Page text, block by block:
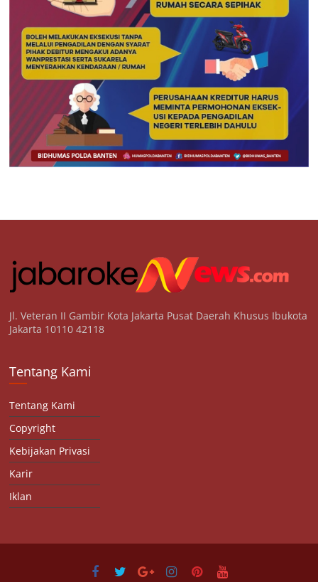
Jl. Veteran II Gambir Kota Jakarta Pusat Daerah Khusus Ibukota
Jakarta 10110 42118
Tentang Kami
Tentang Kami
Copyright
Kebijakan Privasi
Karir
Iklan